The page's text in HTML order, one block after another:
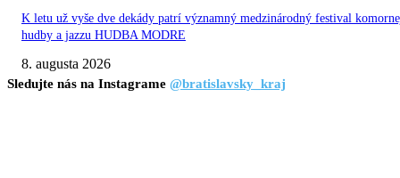
K letu už vyše dve dekády patrí významný medzinárodný festival
hudby a jazzu HUDBA MODRE
8. augusta 2026
Sledujte nás na Instagrame @bratislavsky_kraj